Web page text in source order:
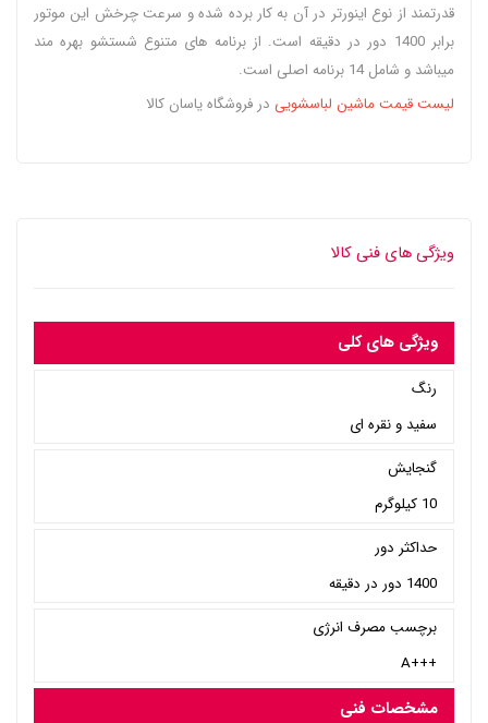
قدرتمند از نوع اینورتر در آن به کار برده شده و سرعت چرخش این موتور
برابر 1400 دور در دقیقه است. از برنامه های متنوع شستشو بهره مند
میباشد و شامل 14 برنامه اصلی است.
لیست قیمت ماشین لباسشویی در فروشگاه یاسان کالا
ویژگی های فنی کالا
ویژگی های کلی
رنگ
سفید و نقره ای
گنجایش
10 کیلوگرم
حداکثر دور
1400 دور در دقیقه
برچسب مصرف انرژی
+++A
مشخصات فنی